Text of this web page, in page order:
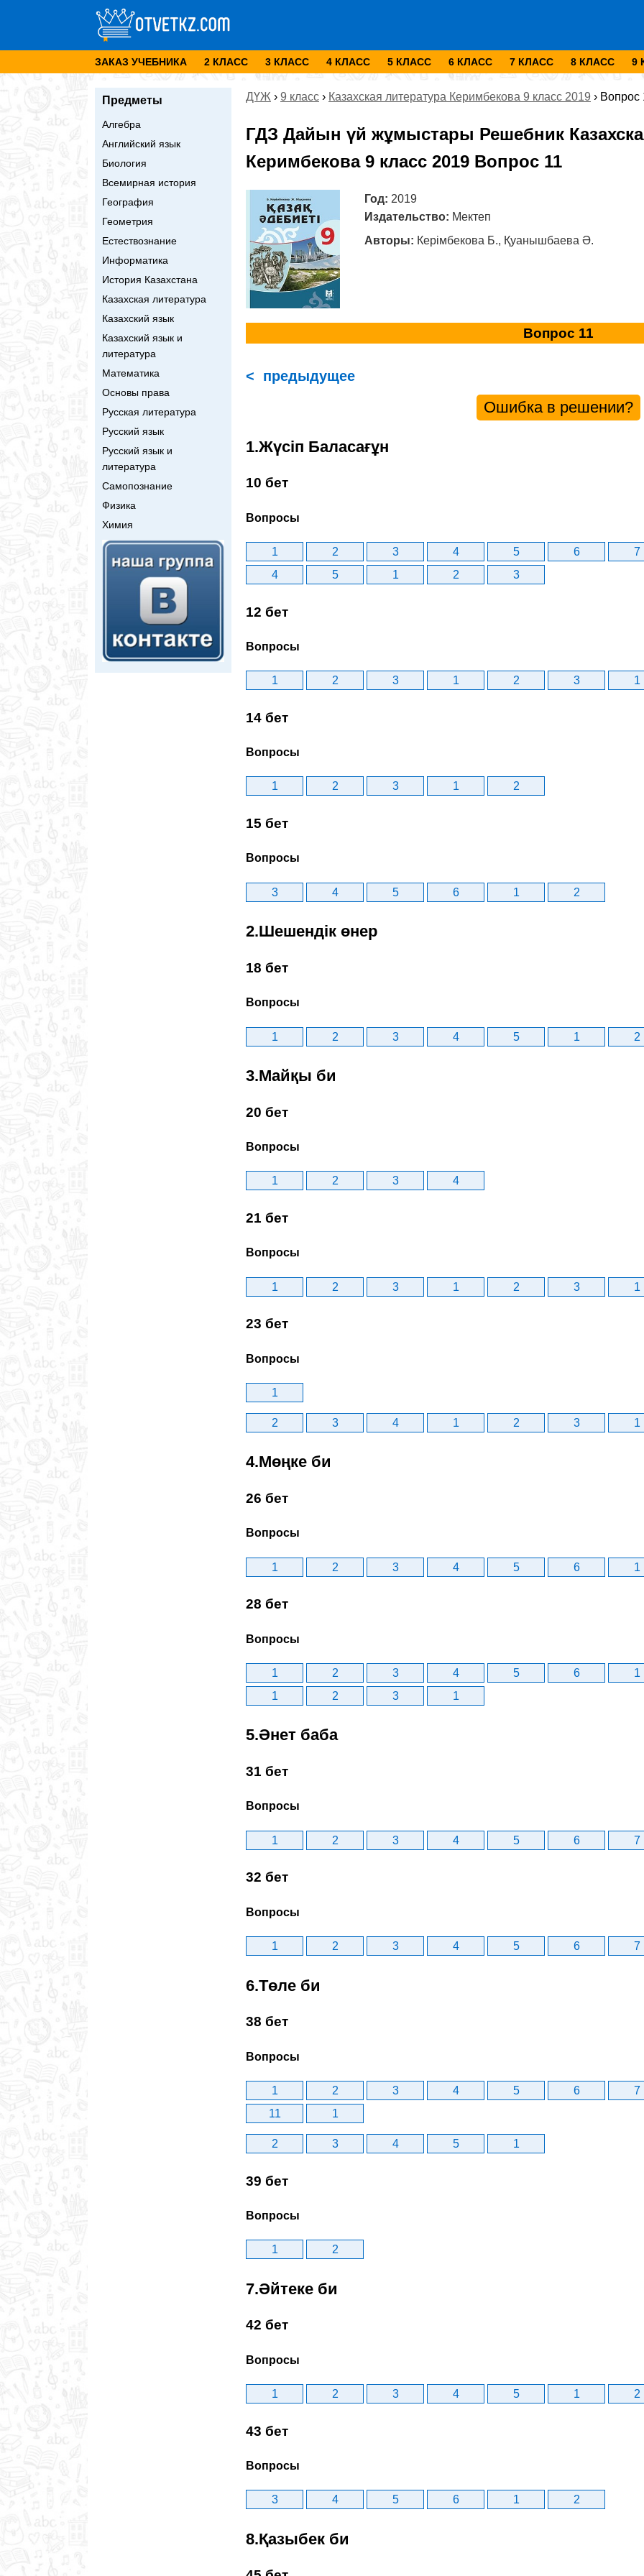
ЗАКАЗ УЧЕБНИКА 2 КЛАСС 3 КЛАСС 4 КЛАСС 5 КЛАСС 6 КЛАСС 7 КЛАСС 8 КЛАСС 9
Предметы
Алгебра
Английский язык
Биология
Всемирная история
География
Геометрия
Естествознание
Информатика
История Казахстана
Казахская литература
Казахский язык
Казахский язык и
литература
Математика
Основы права
Русская литература
Русский язык
Русский язык и
литература
Самопознание
Физика
Химия
ДҮЖ › 9 класс › Казахская литература Керимбекова 9 класс 2019 › Вопрос
ГДЗ Дайын үй жұмыстары Решебник
Керимбекова 9 класс 2019 Вопрос 11
Год: 2019
Издательство: Мектеп
Авторы: Керімбекова Б., Қуанышбаева Ә.
Вопрос 11
< предыдущее
Ошибка в решении?
1.Жүсіп Баласағұн
10 бет
Вопросы
1 2 3 4 5 6
7
4
5 1 2 3
12 бет
Вопросы
1 2 3 1 2 3 1
14 бет
Вопросы
1 2 3 1 2
15 бет
Вопросы
3 4 5 6 1 2
2.Шешендік өнер
18 бет
Вопросы
1 2 3 4 5 1 2
3.Майқы би
20 бет
Вопросы
1 2 3 4
21 бет
Вопросы
1 2 3 1 2 3 1
23 бет
Вопросы
1
2 3 4 1 2 3 1
4.Мөңке би
26 бет
Вопросы
1 2 3 4 5 6 1
28 бет
Вопросы
1 2 3 4 5 6
1
1
2 3 1
5.Әнет баба
31 бет
Вопросы
1 2 3 4 5 6 7
32 бет
Вопросы
1 2 3 4 5 6 7
6.Төле би
38 бет
Вопросы
1 2 3 4 5 6
7
11
1
2 3 4 5 1
39 бет
Вопросы
1 2
7.Әйтеке би
42 бет
Вопросы
1 2 3 4 5 1 2
43 бет
Вопросы
3 4 5 6 1 2
8.Қазыбек би